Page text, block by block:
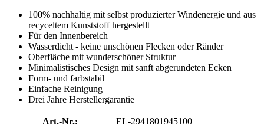
100% nachhaltig mit selbst produzierter Windenergie und aus
recyceltem Kunststoff hergestellt
Für den Innenbereich
Wasserdicht - keine unschönen Flecken oder Ränder
Oberfläche mit wunderschöner Struktur
Minimalistisches Design mit sanft abgerundeten Ecken
Form- und farbstabil
Einfache Reinigung
Drei Jahre Herstellergarantie
Art.-Nr.:
EL-2941801945100